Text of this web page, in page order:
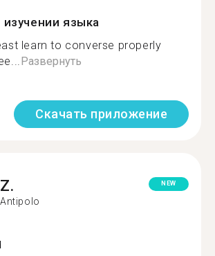
языка
learn to converse properly
Развернуть
Скачать приложение
Z.
Antipolo
NEW